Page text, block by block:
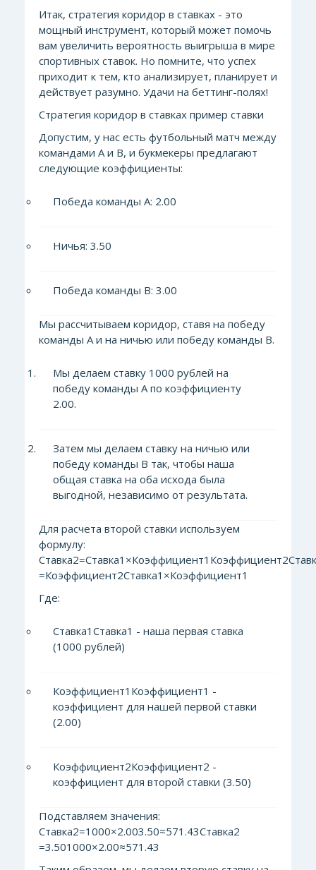
Итак, стратегия коридор в ставках - это
мощный инструмент, который может помочь
вам увеличить вероятность выигрыша в мире
спортивных ставок. Но помните, что успех
приходит к тем, кто анализирует, планирует и
действует разумно. Удачи на беттинг-полях!
Стратегия коридор в ставках пример ставки
Допустим, у нас есть футбольный матч между
командами А и В, и букмекеры предлагают
следующие коэффициенты:
Победа команды А: 2.00
Ничья: 3.50
Победа команды В: 3.00
Мы рассчитываем коридор, ставя на победу
команды А и на ничью или победу команды В.
Мы делаем ставку 1000 рублей на
победу команды А по коэффициенту
2.00.
Затем мы делаем ставку на ничью или
победу команды В так, чтобы наша
общая ставка на оба исхода была
выгодной, независимо от результата.
Для расчета второй ставки используем
формулу:
=Коэффициент2​Ставка1​×Коэффициент1​​
Где:
Ставка1Ставка1​ - наша первая ставка
(1000 рублей)
Коэффициент1Коэффициент1​ -
коэффициент для нашей первой ставки
(2.00)
Коэффициент2Коэффициент2​ -
коэффициент для второй ставки (3.50)
Подставляем значения:
Ставка2=1000×2.003.50≈571.43Ставка2​
=3.501000×2.00​≈571.43